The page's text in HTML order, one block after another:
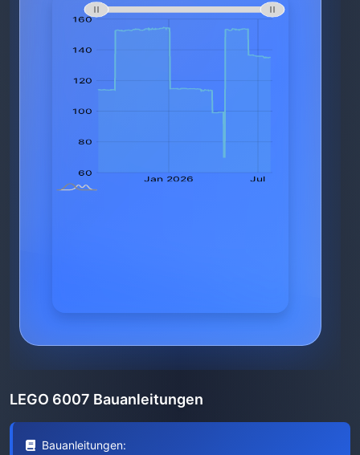
LEGO 6007 Bauanleitungen
Bauanleitungen: